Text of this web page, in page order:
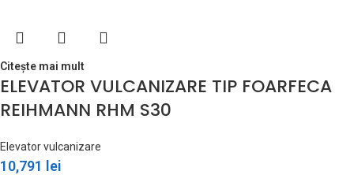
Citește mai mult
ELEVATOR VULCANIZARE TIP FOARFECA
REIHMANN RHM S30
Elevator vulcanizare
10,791 lei